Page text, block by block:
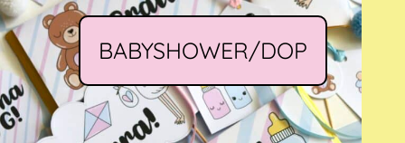
BABYSHOWER/DOP